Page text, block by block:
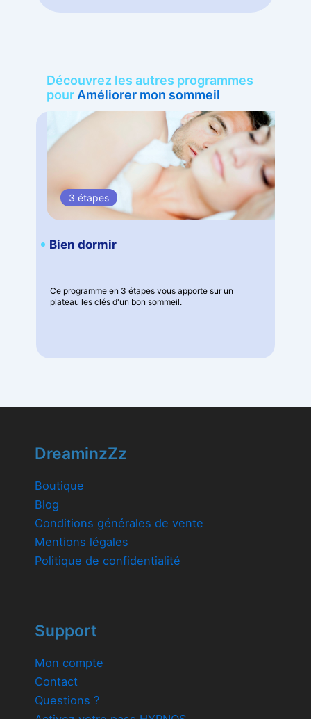
Découvrez les autres programmes
pour Améliorer mon sommeil
3 étapes
Bien dormir
Ce programme en 3 étapes vous apporte sur un
plateau les clés d'un bon sommeil.
DreaminzZz
Boutique
Blog
Conditions générales de vente
Mentions légales
Politique de confidentialité
Support
Mon compte
Contact
Questions ?